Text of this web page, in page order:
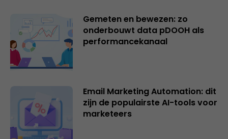
Gemeten en bewezen: zo
onderbouwt data pDOOH als
performancekanaal
Email Marketing Automation: dit
zijn de populairste AI-tools voor
marketeers